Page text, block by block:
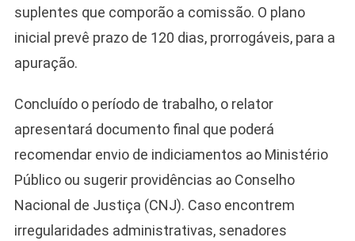
suplentes que comporão a comissão. O plano
inicial prevê prazo de 120 dias, prorrogáveis, para a
apuração.
Concluído o período de trabalho, o relator
apresentará documento final que poderá
recomendar envio de indiciamentos ao Ministério
Público ou sugerir providências ao Conselho
Nacional de Justiça (CNJ). Caso encontrem
irregularidades administrativas, senadores